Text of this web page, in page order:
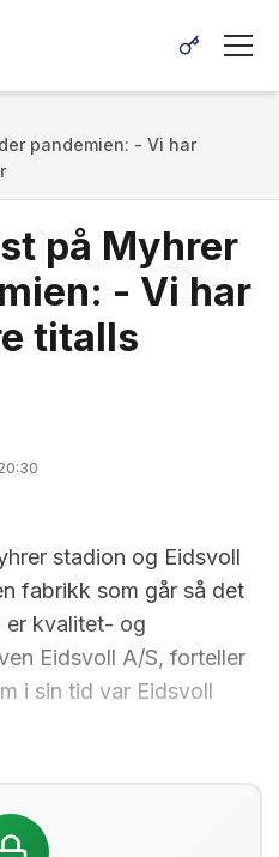
pandemien: - Vi har
på Myhrer
- Vi har
titalls
stadion og Eidsvoll
fabrikk som går så det
er kvalitet- og
Eidsvoll A/S, forteller
i sin tid var Eidsvoll